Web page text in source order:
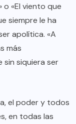
o «El viento que
siempre le ha
apolítica. «A
más
siquiera ser
el poder y todos
en todas las